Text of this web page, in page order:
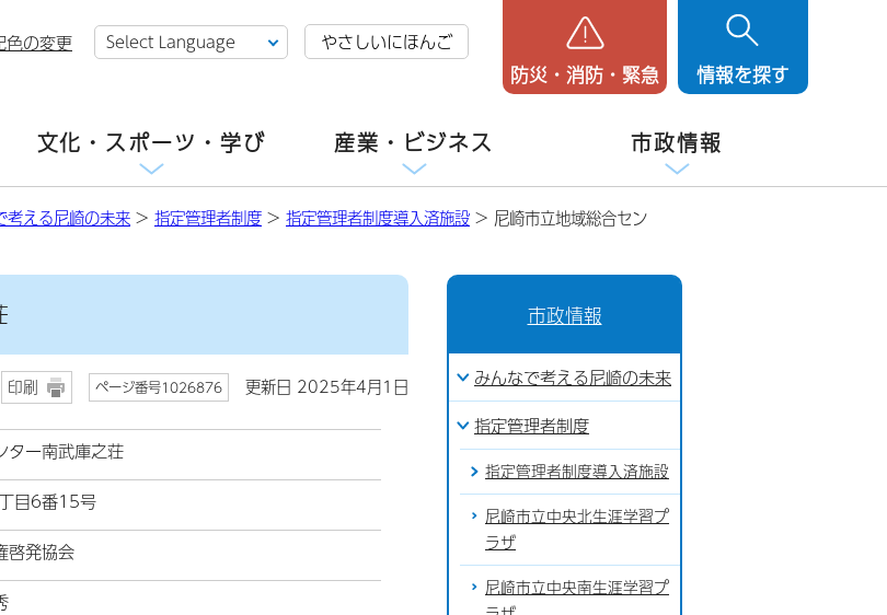
色の変更 やさしいにほんご
防災・消防・緊急 情報を探す
文化・スポーツ・学び 産業・ビジネス 市政情報
考える尼崎の未来 > 指定管理者制度 > 指定管理者制度導入済施設 > 尼崎市立地域総合セン
印刷 ページ番号1026876 更新日 2025年4月1日
ター南武庫之荘
目6番15号
啓発協会
市政情報
みんなで考える尼崎の未来
指定管理者制度
指定管理者制度導入済施設
尼崎市立中央北生涯学習プ
ラザ
尼崎市立中央南生涯学習プ